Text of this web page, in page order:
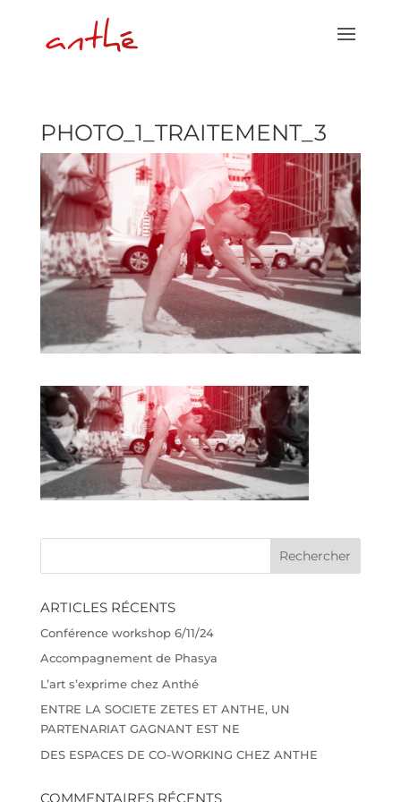
PHOTO_1_TRAITEMENT_3
ARTICLES RÉCENTS
Conférence workshop 6/11/24
Accompagnement de Phasya
L’art s’exprime chez Anthé
ENTRE LA SOCIETE ZETES ET ANTHE, UN
PARTENARIAT GAGNANT EST NE
DES ESPACES DE CO-WORKING CHEZ ANTHE
COMMENTAIRES RÉCENTS